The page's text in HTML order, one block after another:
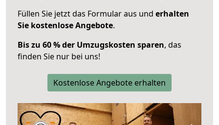
Füllen Sie jetzt das Formular aus und erhalten
Sie kostenlose Angebote.
Bis zu 60 % der Umzugskosten sparen, das
finden Sie nur bei uns!
Kostenlose Angebote erhalten